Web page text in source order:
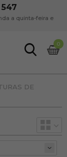
a quinta-feira e
0
DE